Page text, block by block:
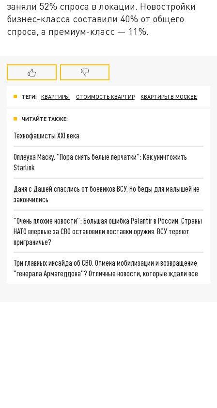
заняли 52% спроса в локации. Новостройки
бизнес-класса составили 40% от общего
спроса, а премиум-класс — 11%.
ТЕГИ: КВАРТИРЫ СТОИМОСТЬ КВАРТИР КВАРТИРЫ В МОСКВЕ
ЧИТАЙТЕ ТАКЖЕ:
Технофашисты XXI века
Оплеуха Маску. "Пора снять белые перчатки": Как уничтожить
Starlink
Даня с Дашей спаслись от боевиков ВСУ. Но беды для малышей не
закончились
"Очень плохие новости": Большая ошибка Palantir в России. Страны
НАТО впервые за СВО остановили поставки оружия. ВСУ теряют
приграничье?
Три главных инсайда об СВО. Отмена мобилизации и возвращение
"генерала Армагеддона"? Отличные новости, которые ждали все